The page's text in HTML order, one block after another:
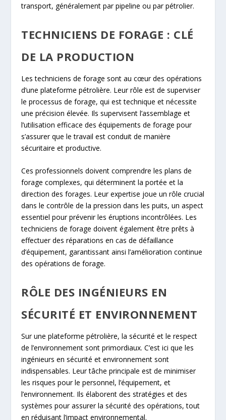
transport, généralement par pipeline ou par pétrolier.
TECHNICIENS DE FORAGE : CLÉ
DE LA PRODUCTION
Les techniciens de forage sont au cœur des opérations
d’une plateforme pétrolière. Leur rôle est de superviser
le processus de forage, qui est technique et nécessite
une précision élevée. Ils supervisent l’assemblage et
l’utilisation efficace des équipements de forage pour
s’assurer que le travail est conduit de manière
sécuritaire et productive.
Ces professionnels doivent comprendre les plans de
forage complexes, qui déterminent la portée et la
direction des forages. Leur expertise joue un rôle crucial
dans le contrôle de la pression dans les puits, un aspect
essentiel pour prévenir les éruptions incontrôlées. Les
techniciens de forage doivent également être prêts à
effectuer des réparations en cas de défaillance
d’équipement, garantissant ainsi l’amélioration continue
des opérations de forage.
RÔLE DES INGÉNIEURS EN
SÉCURITÉ ET ENVIRONNEMENT
Sur une plateforme pétrolière, la sécurité et le respect
de l’environnement sont primordiaux. C’est ici que les
ingénieurs en sécurité et environnement sont
indispensables. Leur tâche principale est de minimiser
les risques pour le personnel, l’équipement, et
l’environnement. Ils élaborent des stratégies et des
systèmes pour assurer la sécurité des opérations, tout
en réduisant l’impact environnemental.